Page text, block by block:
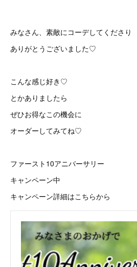
みなさん、素敵にコーデしてくださり
ありがとうございました♡
こんな感じ好き♡
とかありましたら
ぜひお得なこの機会に
オーダーしてみてね♡
ファースト10アニバーサリー
キャンペーン中
キャンペーン詳細はこちらから